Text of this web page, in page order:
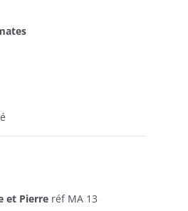
et Pierreréf MA 13